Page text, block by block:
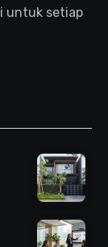
untuk setiap